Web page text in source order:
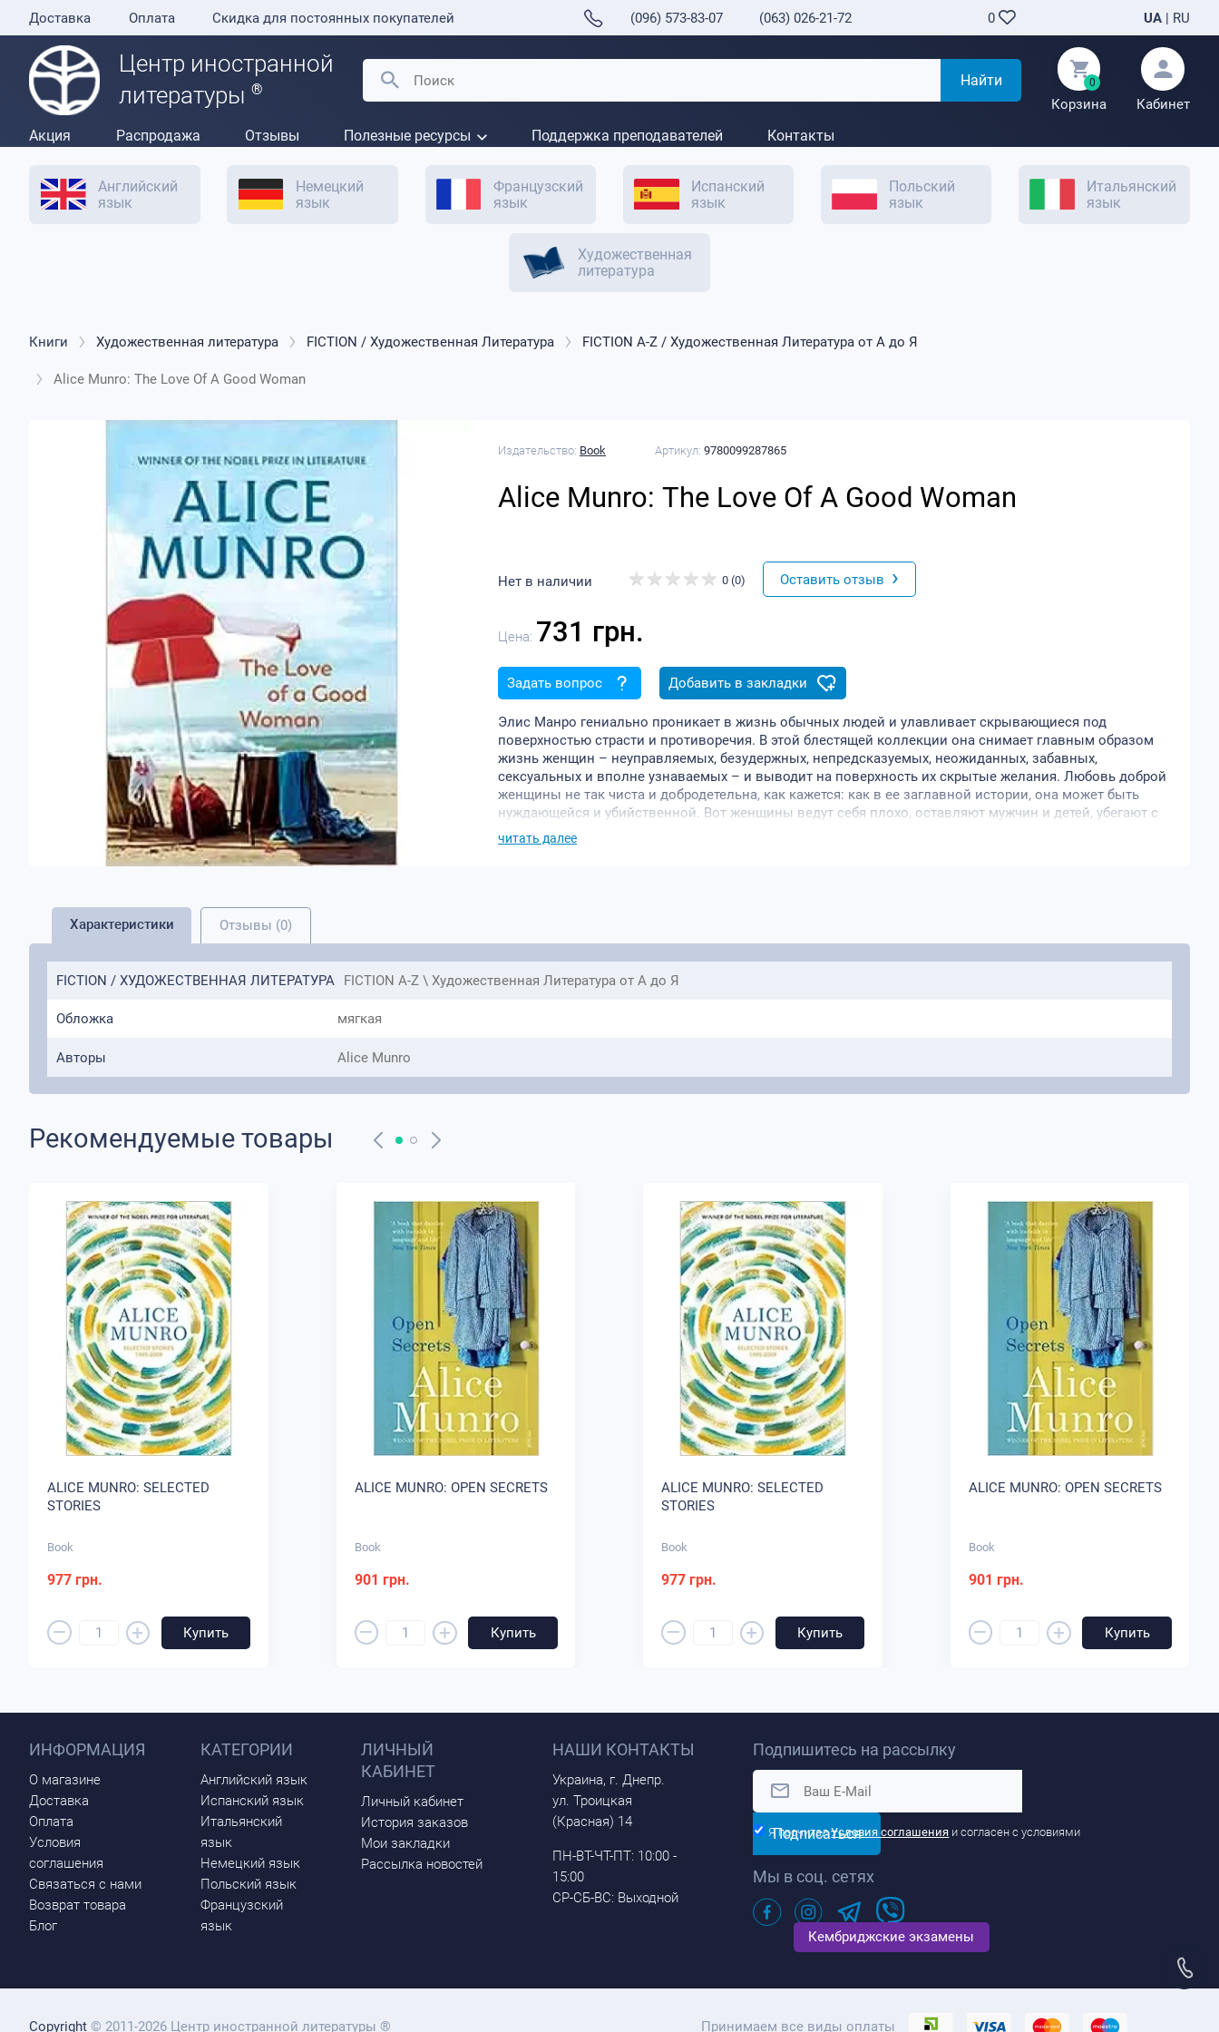
Доставка Оплата Скидка для постоянных покупателей (096) 573-83-07 (063) 026-21-72 0 UA | RU
Центр иностранной
литературы ®
Найти 0
Корзина Кабинет
Акция Распродажа Отзывы Полезные ресурсы Поддержка преподавателей Контакты
Английский
язык
Немецкий
язык
Французский
язык
Испанский
язык
Польский
язык
Итальянский
язык
Художественная
литература
Книги Художественная литература FICTION / Художественная Литература FICTION A-Z / Художественная Литература от А до Я
Alice Munro: The Love Of A Good Woman
Издательство: Book Артикул:9780099287865
Alice Munro: The Love Of A Good Woman
Нет в наличии 0 (0) Оставить отзыв ›
Цена: 731 грн.
Задать вопрос Добавить в закладки
Элис Манро гениально проникает в жизнь обычных людей и улавливает скрывающиеся под
поверхностью страсти и противоречия. В этой блестящей коллекции она снимает главным образом
жизнь женщин – неуправляемых, безудержных, непредсказуемых, неожиданных, забавных,
сексуальных и вполне узнаваемых – и выводит на поверхность их скрытые желания. Любовь доброй
женщины не так чиста и добродетельна, как кажется: как в ее заглавной истории, она может быть
нуждающейся и убийственной. Вот женщины ведут себя плохо, оставляют мужчин и детей, убегают с
то думают удивительные и тревожные мысли.
читать далее
Характеристики Отзывы (0)
FICTION / ХУДОЖЕСТВЕННАЯ ЛИТЕРАТУРА FICTION A-Z \ Художественная Литература от А до Я
Обложка мягкая
Авторы Alice Munro
Рекомендуемые товары
ALICE MUNRO: SELECTED
STORIES
Book
977 грн.
– + Купить
ALICE MUNRO: OPEN SECRETS
Book
901 грн.
– + Купить
ALICE MUNRO: SELECTED
STORIES
Book
977 грн.
– + Купить
ALICE MUNRO: OPEN SECRETS
Book
901 грн.
– + Купить
ИНФОРМАЦИЯ
О магазине
Доставка
Оплата
Условия
соглашения
Связаться с нами
Возврат товара
Блог
КАТЕГОРИИ
Английский язык
Испанский язык
Итальянский
язык
Немецкий язык
Польский язык
Французский
язык
ЛИЧНЫЙ
КАБИНЕТ
Личный кабинет
История заказов
Мои закладки
Рассылка новостей
НАШИ КОНТАКТЫ
Украина, г. Днепр.
ул. Троицкая
(Красная) 14
ПН-ВТ-ЧТ-ПТ: 10:00 -
15:00
СР-СБ-ВС: Выходной
Подпишитесь на рассылку
Подписаться
Я прочиталУсловия соглашения и согласен с условиями
Мы в соц. сетях
Кембриджские экзамены
Copyright © 2011-2026 Центр иностранной литературы ® Принимаем все виды оплаты